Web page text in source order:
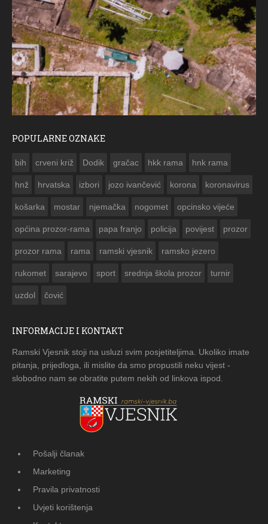
POPULARNE OZNAKE
bih crveni križ Dodik gračac hkk rama hnk rama
hnž hrvatska izbori jozo ivančević korona koronavirus
košarka mostar njemačka nogomet opcinsko vijeće
općina prozor-rama papa franjo policija povijest prozor
prozor rama rama ramski vjesnik ramsko jezero
rukomet sarajevo sport srednja škola prozor turnir
uzdol čović
INFORMACIJE I KONTAKT
Ramski Vjesnik stoji na usluzi svim posjetiteljima. Ukoliko imate
pitanja, prijedloga, ili mislite da smo propustili neku vijest -
slobodno nam se obratite putem nekih od linkova ispod.
Pošalji članak
Marketing
Pravila privatnosti
Uvjeti korištenja